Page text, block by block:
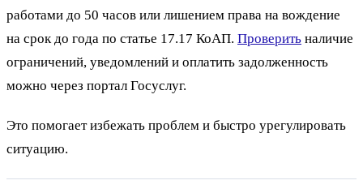
работами до 50 часов или лишением права на вождение
на срок до года по статье 17.17 КоАП. Проверить наличие
ограничений, уведомлений и оплатить задолженность
можно через портал Госуслуг.
Это помогает избежать проблем и быстро урегулировать
ситуацию.